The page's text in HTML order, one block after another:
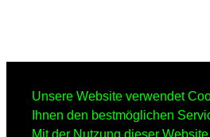
Unsere Website verwendet
Ihnen den bestmöglichen